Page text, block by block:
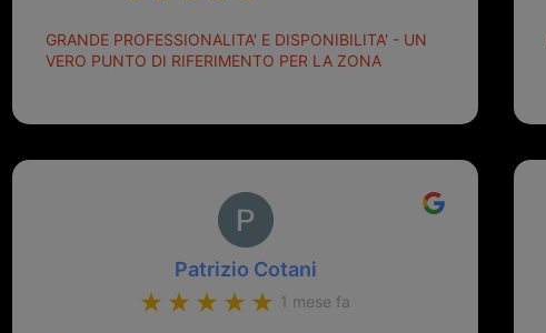
GRANDE PROFESSIONALITA' E DISPONIBILITA' - UN
VERO PUNTO DI RIFERIMENTO PER LA ZONA
Patrizio Cotani
1 mese fa